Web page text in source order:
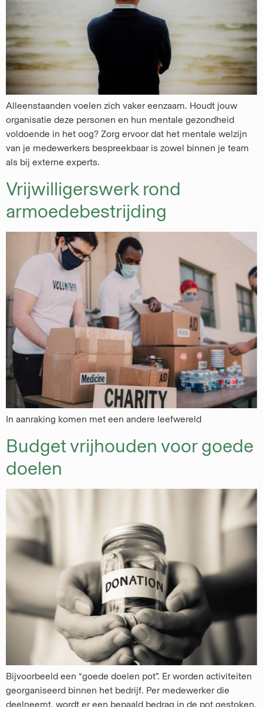
Alleenstaanden voelen zich vaker eenzaam. Houdt jouw
organisatie deze personen en hun mentale gezondheid
voldoende in het oog? Zorg ervoor dat het mentale welzijn
van je medewerkers bespreekbaar is zowel binnen je team
als bij externe experts.
Vrijwilligerswerk rond
armoedebestrijding
In aanraking komen met een andere leefwereld
Budget vrijhouden voor goede
doelen
Bijvoorbeeld een “goede doelen pot”. Er worden activiteiten
georganiseerd binnen het bedrijf. Per medewerker die
deelneemt, wordt er een bepaald bedrag in de pot gestoken.